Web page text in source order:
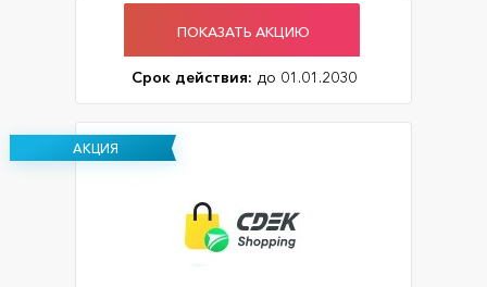
ПОКАЗАТЬ АКЦИЮ
Срок действия: до 01.01.2030
АКЦИЯ